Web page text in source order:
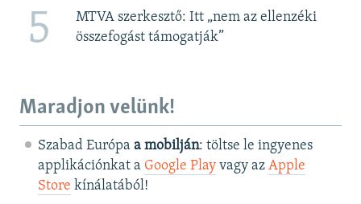
5
MTVA szerkesztő: Itt „nem az ellenzéki
összefogást támogatják”
Maradjon velünk!
Szabad Európa a mobilján: töltse le ingyenes
applikációnkat a Google Playvagy az Apple
Store kínálatából!